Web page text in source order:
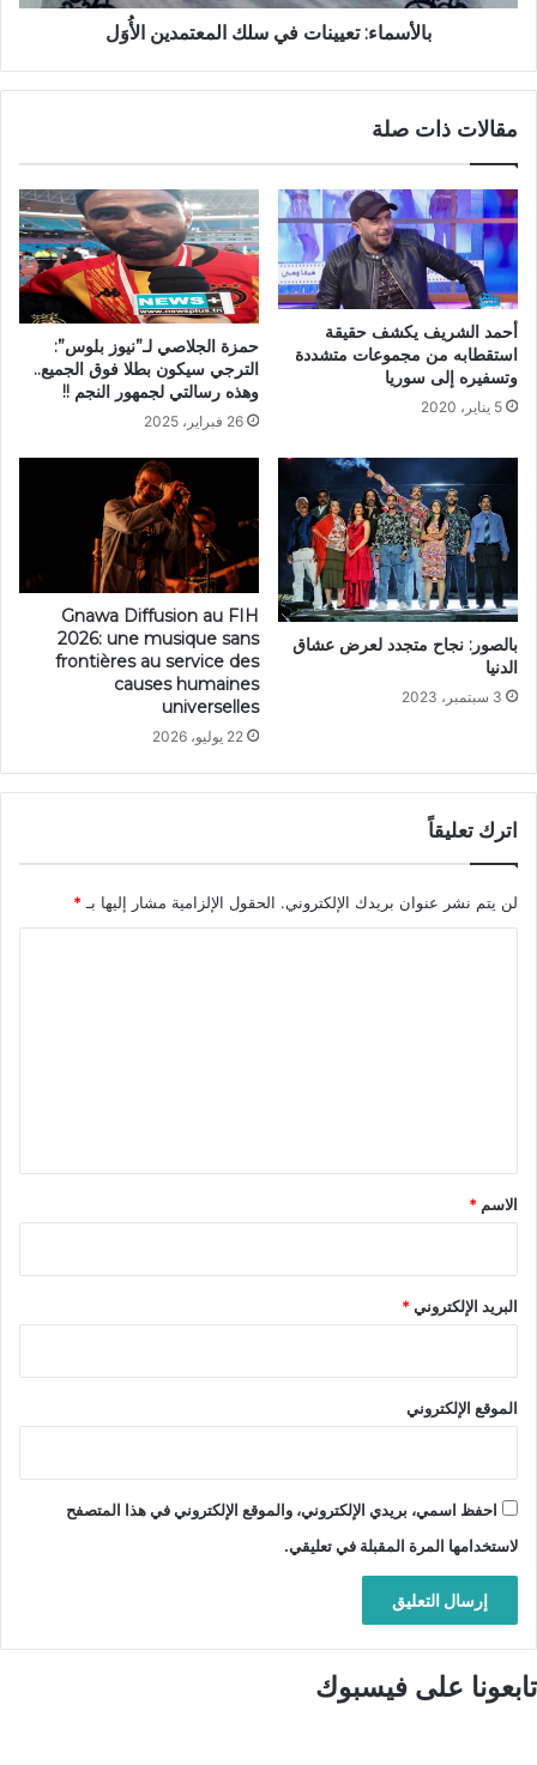
بالأسماء: تعيينات في سلك المعتمدين الأُوَل
مقالات ذات صلة
أحمد الشريف يكشف حقيقة
استقطابه من مجموعات متشددة
وتسفيره إلى سوريا
5 يناير، 2020
حمزة الجلاصي لـ”نيوز بلوس”:
الترجي سيكون بطلا فوق الجميع..
وهذه رسالتي لجمهور النجم !!
26 فبراير، 2025
بالصور: نجاح متجدد لعرض عشاق
الدنيا
3 سبتمبر، 2023
Gnawa Diffusion au FIH
2026: une musique sans
frontières au service des
causes humaines
universelles
22 يوليو، 2026
اترك تعليقاً
لن يتم نشر عنوان بريدك الإلكتروني. الحقول الإلزامية مشار إليها بـ *
*
الاسم *
البريد الإلكتروني*
الموقع الإلكتروني
احفظ اسمي، بريدي الإلكتروني، والموقع الإلكتروني في هذا المتصفح
لاستخدامها المرة المقبلة في تعليقي.
تابعونا على فيسبوك